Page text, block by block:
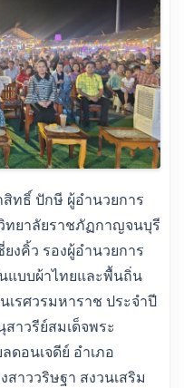
ทธิ์ ปักษี ผู้อำนวยการ
ยาลัยราชภัฏกาญจนบุรี
งคิ้ว รองผู้อำนวยการ
แบบผ้าไทยและพื้นถิ่น
เรศวรมหาราช ประจำปี
าวรีย์สมเด็จพระ
ดอนเจดีย์ อำเภอ
าววริษฐา สงวนเสริม